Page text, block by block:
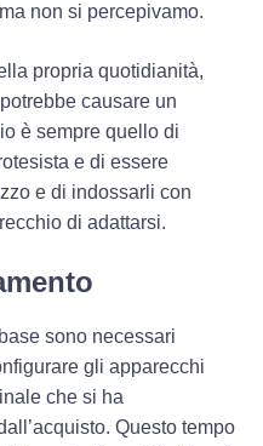
non si percepivamo.
propria quotidianità,
causare un
è sempre quello di
e di essere
e di indossarli con
di adattarsi.
sono necessari
gli apparecchi
che si ha
Questo tempo